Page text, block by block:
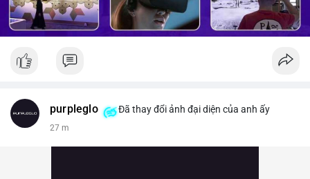
purpleglo Đã thay đổi ảnh đại diện của anh ấy
27 m